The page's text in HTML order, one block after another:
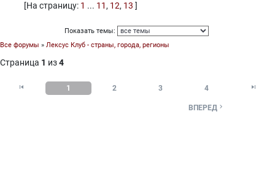
[На страницу: 1 ... 11 , 12, 13 ]
Показать темы:
Все форумы » Лексус Клуб - страны, города, регионы
Страница 1 из4
 1 2 3 4 
ВПЕРЕД 